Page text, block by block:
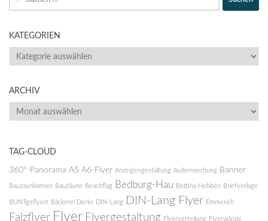
nach:
KATEGORIEN
KATEGORIEN
ARCHIV
ARCHIV
TAG-CLOUD
360°-Panorama A5 A6-Flyer Anzeigengestaltung Außenwerbung Banner
Bauzaunbanner Bauzäune Beachflag Bedburg-Hau Bettina Hebben Briefvorlage
BUNTgeflyert Bäckerei Derks DIN-Lang DIN-Lang Flyer Emmerich
Falzflyer Flyer Flyergestaltung Flyerverteilung Flyerwände